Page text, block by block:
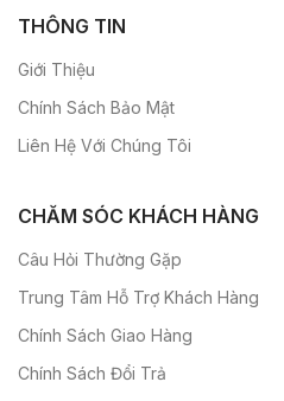
THÔNG TIN
Giới Thiệu
Chính Sách Bảo Mật
Liên Hệ Với Chúng Tôi
CHĂM SÓC KHÁCH HÀNG
Câu Hỏi Thường Gặp
Trung Tâm Hỗ Trợ Khách Hàng
Chính Sách Giao Hàng
Chính Sách Đổi Trả